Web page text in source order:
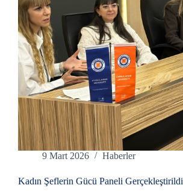
9 Mart 2026 Haberler
Kadın Şeflerin Gücü Paneli Gerçekleştirildi